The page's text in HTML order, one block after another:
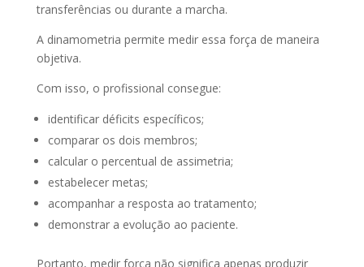
transferências ou durante a marcha.
A dinamometria permite medir essa força de maneira
objetiva.
Com isso, o profissional consegue:
identificar déficits específicos;
comparar os dois membros;
calcular o percentual de assimetria;
estabelecer metas;
acompanhar a resposta ao tratamento;
demonstrar a evolução ao paciente.
Portanto, medir força não significa apenas produzir